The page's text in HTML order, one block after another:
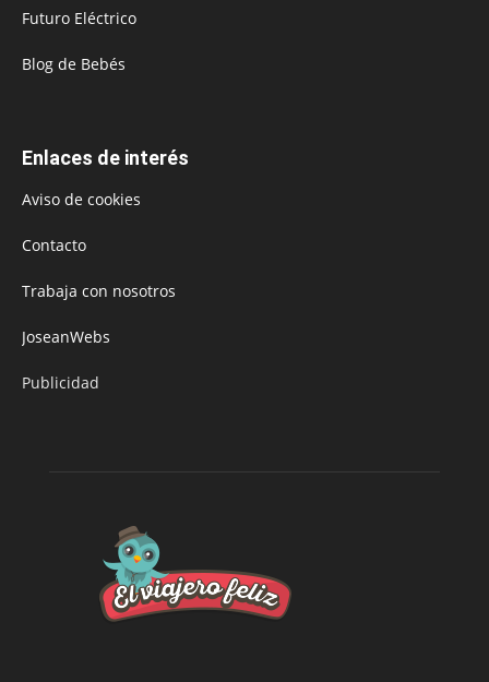
Futuro Eléctrico
Blog de Bebés
Enlaces de interés
Aviso de cookies
Contacto
Trabaja con nosotros
JoseanWebs
Publicidad